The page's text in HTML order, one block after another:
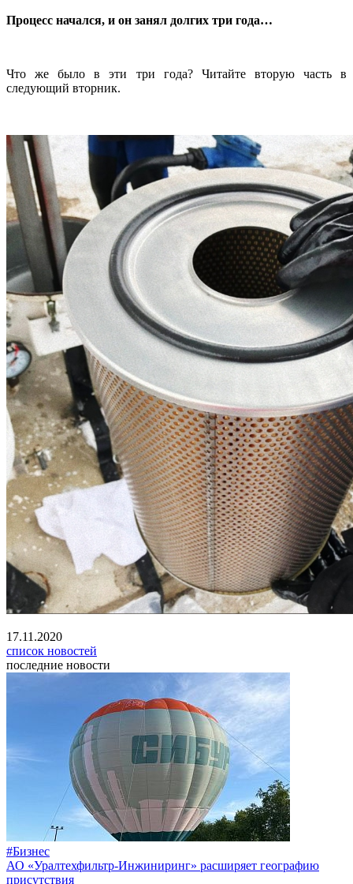
Процесс начался, и он занял долгих три года…
Что же было в эти три года? Читайте вторую часть в
следующий вторник.
17.11.2020
список новостей
последние новости
#Бизнес
АО «Уралтехфильтр-Инжиниринг» расширяет географию
присутствия